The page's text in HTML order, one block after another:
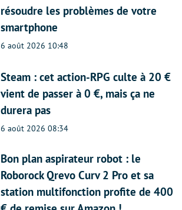
résoudre les problèmes de votre
smartphone
6 août 2026 10:48
Steam : cet action-RPG culte à 20 €
vient de passer à 0 €, mais ça ne
durera pas
6 août 2026 08:34
Bon plan aspirateur robot : le
Roborock Qrevo Curv 2 Pro et sa
station multifonction profite de 400